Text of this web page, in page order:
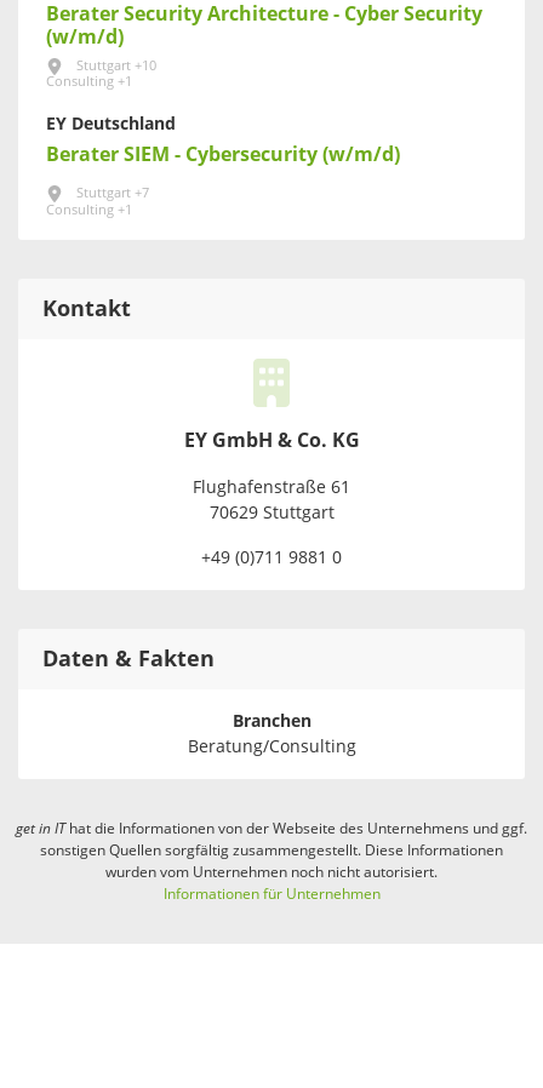
Berater Security Architecture - Cyber Security
(w/m/d)
Stuttgart +10
Consulting +1
EY Deutschland
Berater SIEM - Cybersecurity (w/m/d)
Stuttgart +7
Consulting +1
Kontakt
EY GmbH & Co. KG
Flughafenstraße 61
70629 Stuttgart
+49 (0)711 9881 0
Daten & Fakten
Branchen
Beratung/Consulting
get in IThat die Informationen von der Webseite des Unternehmens und ggf.
sonstigen Quellen sorgfältig zusammengestellt. Diese Informationen
wurden vom Unternehmen noch nicht autorisiert.
Informationen für Unternehmen